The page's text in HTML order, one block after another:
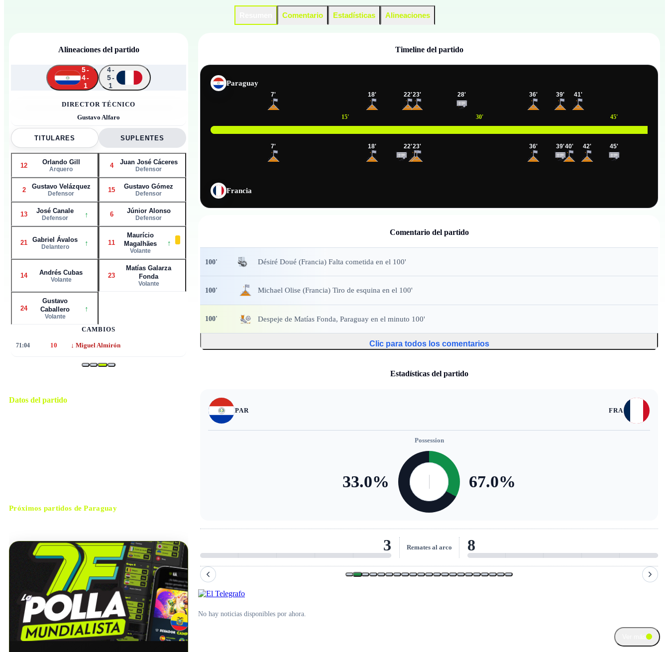
Comentario Estadísticas Alineaciones
Alineaciones del partido
5-
4-
1
4-
5-
1
↑ ↑ ↑ ↑
DIRECTOR TÉCNICO
Gustavo Alfaro
TITULARES SUPLENTES
12 Orlando Gill
Arquero
4 Juan José Cáceres
Defensor
2 Gustavo Velázquez
Defensor
15 Gustavo Gómez
Defensor
13 José Canale
Defensor ↑ 6 Júnior Alonso
Defensor
21 Gabriel Ávalos
Delantero ↑ 11
Maurício
Magalhães
Volante
↑
14 Andrés Cubas
Volante
23
Matías Galarza
Fonda
Volante
24
Gustavo
Caballero
Volante
↑
CAMBIOS
71:04 10 ↓ Miguel Almirón
Datos del partido
Próximos partidos deParaguay
Timeline del partido
Paraguay
15' 30' 45'
7'
7'
18'
18' 22'
22'23'
23'
28' 36'
36' 39'
39'
40'
41'
42' 45'
Francia
Comentario del partido
100' Désiré Doué (Francia) Falta cometida en el 100'
100' Michael Olise (Francia) Tiro de esquina en el 100'
100' Despeje de Matías Fonda, Paraguay en el minuto 100'
Clic para todos los comentarios
Estadísticas del partido
PAR FRA
Possession
33.0% 67.0%
3 Remates al arco 8
No hay noticias disponibles por ahora.